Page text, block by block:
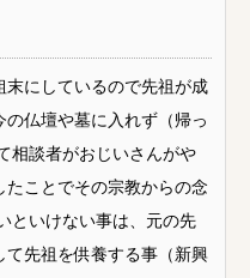
にしているので先祖が成
仏壇や墓に入れず（帰っ
相談者がおじいさんがや
たことでその宗教からの念
といけない事は、元の先
先祖を供養する事（新興